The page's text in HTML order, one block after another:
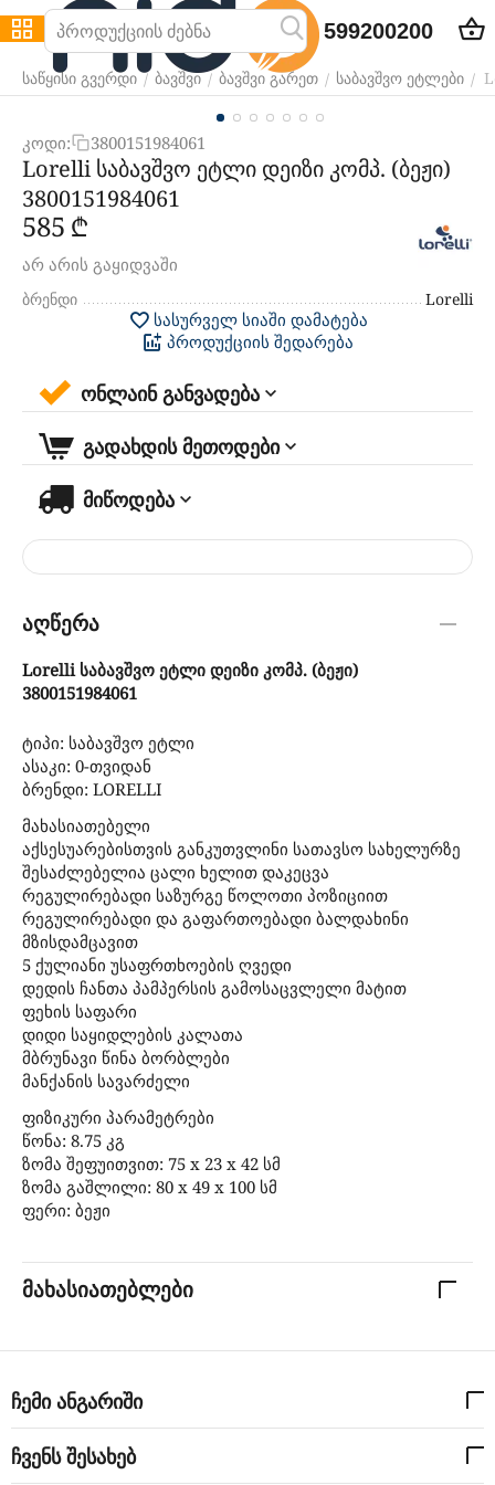
599200200
საწყისი გვერდი / ბავშვი / ბავშვი გარეთ / საბავშვო ეტლები /
კოდი: 3800151984061
Lorelli საბავშვო ეტლი დეიზი კომპ. (ბეჟი)
3800151984061
‍585‍ ₾
არ არის გაყიდვაში
ბრენდი Lorelli
სასურველ სიაში დამატება
პროდუქციის შედარება
ონლაინ განვადება
გადახდის მეთოდები
მიწოდება
აღწერა
Lorelli საბავშვო ეტლი დეიზი კომპ. (ბეჟი)
3800151984061
ტიპი: საბავშვო ეტლი
ასაკი: 0-თვიდან
ბრენდი: LORELLI
მახასიათებელი
აქსესუარებისთვის განკუთვლინი სათავსო სახელურზე
შესაძლებელია ცალი ხელით დაკეცვა
რეგულირებადი საზურგე წოლოთი პოზიციით
რეგულირებადი და გაფართოებადი ბალდახინი
მზისდამცავით
5 ქულიანი უსაფრთხოების ღვედი
დედის ჩანთა პამპერსის გამოსაცვლელი მატით
ფეხის საფარი
დიდი საყიდლების კალათა
მბრუნავი წინა ბორბლები
მანქანის სავარძელი
ფიზიკური პარამეტრები
წონა: 8.75 კგ
ზომა შეფუითვით: 75 x 23 x 42 სმ
ზომა გაშლილი: 80 x 49 x 100 სმ
ფერი: ბეჟი
მახასიათებლები
ჩემი ანგარიში
ჩვენს შესახებ